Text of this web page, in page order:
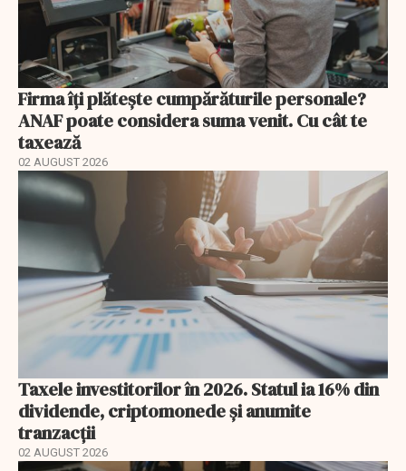
Firma îți plătește cumpărăturile personale?
ANAF poate considera suma venit. Cu cât te
taxează
02 AUGUST 2026
Taxele investitorilor în 2026. Statul ia 16% din
dividende, criptomonede și anumite
tranzacții
02 AUGUST 2026